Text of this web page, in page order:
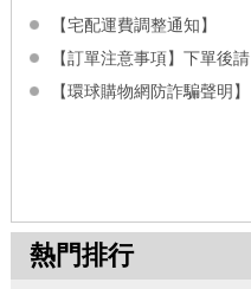
【宅配運費調整通知】
【訂單注意事項】下單後請
【環球購物網防詐騙聲明】
熱門排行